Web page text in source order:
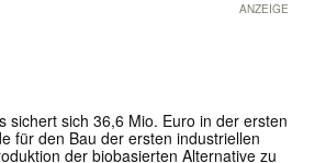
ANZEIGE
sichert sich 36,6 Mio. Euro in der ersten
für den Bau der ersten industriellen
der biobasierten Alternative zu